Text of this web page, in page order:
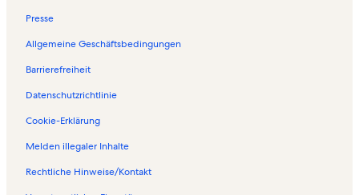
ö
f
e
t
F
r
e
n
e
f
n
e
:
e
i
e
Presse
Allgemeine Geschäftsbedingungen
Barrierefreiheit
Datenschutzrichtlinie
Cookie-Erklärung
Melden illegaler Inhalte
Rechtliche Hinweise/Kontakt